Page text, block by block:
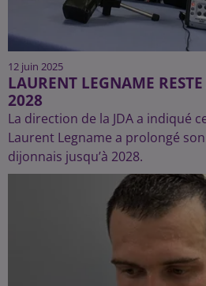
12 juin 2025
LAURENT LEGNAME RESTE
2028
La direction de la JDA a indiqué
Laurent Legname a prolongé
dijonnais jusqu’à 2028.